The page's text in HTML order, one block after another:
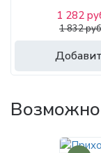
1 282
1 832
Возможно